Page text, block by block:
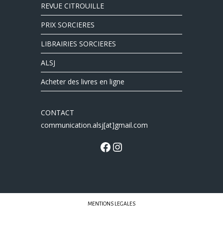
REVUE CITROUILLE
PRIX SORCIERES
LIBRAIRIES SORCIERES
ALSJ
Acheter des livres en ligne
CONTACT
communication.alsj[at]gmail.com
MENTIONS LEGALES